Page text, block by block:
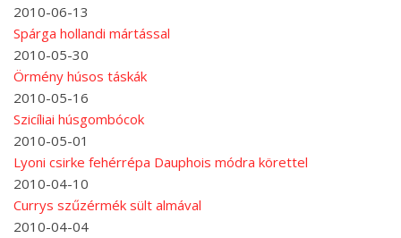
2010-06-13
Spárga hollandi mártással
2010-05-30
Örmény húsos táskák
2010-05-16
Szicíliai húsgombócok
2010-05-01
Lyoni csirke fehérrépa Dauphois módra körettel
2010-04-10
Currys szűzérmék sült almával
2010-04-04